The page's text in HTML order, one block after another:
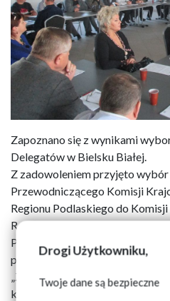
Drogi Użytkowniku,
Twoje dane są bezpieczne
Zapoznano się z wynikami
Delegatów w Bielsku Białej.
Z zadowoleniem przyjęto
Przewodniczącego Komisji
Regionu Podlaskiego do
Rewizyjnej.
Przewodniczącemu ZR
pogratulowano otrzymanego w
„Zło dobrem zwyciężaj”, który
kultywowaniu pamięci o bł. ks.